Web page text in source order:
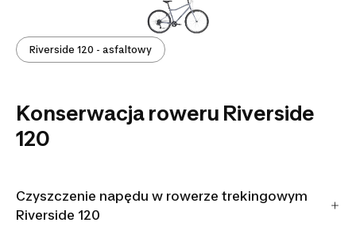
Riverside 120 - asfaltowy
Konserwacja roweru Riverside
120
Czyszczenie napędu w rowerze trekingowym
Riverside 120